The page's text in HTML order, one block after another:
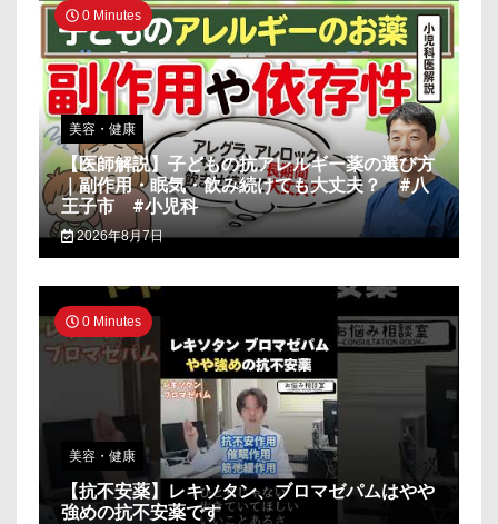
0 Minutes
美容・健康
【医師解説】子どもの抗アレルギー薬の選び方
｜副作用・眠気・飲み続けても大丈夫？ #八
王子市 #小児科
2026年8月7日
0 Minutes
美容・健康
【抗不安薬】レキソタン、ブロマゼパムはやや
強めの抗不安薬です